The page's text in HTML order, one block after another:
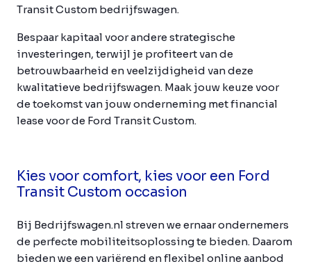
Transit Custom bedrijfswagen.
Bespaar kapitaal voor andere strategische
investeringen, terwijl je profiteert van de
betrouwbaarheid en veelzijdigheid van deze
kwalitatieve bedrijfswagen. Maak jouw keuze voor
de toekomst van jouw onderneming met financial
lease voor de Ford Transit Custom.
Kies voor comfort, kies voor een Ford
Transit Custom occasion
Bij Bedrijfswagen.nl streven we ernaar ondernemers
de perfecte mobiliteitsoplossing te bieden. Daarom
bieden we een variërend en flexibel online aanbod